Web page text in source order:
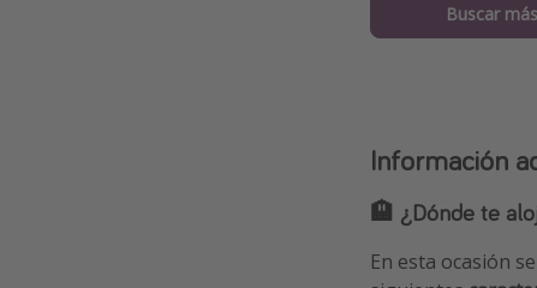
Buscar
Información
🏨 ¿Dónde te
En esta ocasión